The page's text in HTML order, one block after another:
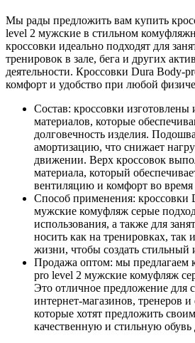
Мы рады предложить вам купить
level 2 мужские в стильном
кроссовки идеально подходят для
тренировок в зале, бега и других
деятельности. Кроссовки Dura Body-
комфорт и удобство при любой
Состав: кроссовки изготовлены
материалов, которые
долговечность изделия.
амортизацию, что снижает
движении. Верх кроссовок
материала, который
вентиляцию и комфорт во время
Способ применения: кроссовки
мужские комуфляж серые
использования, а также для
носить как на тренировках, так
жизни, чтобы создать стильный
Продажа оптом: мы предлагаем
pro level 2 мужские комуфляж
Это отличное предложение для
интернет-магазинов, тренеров
которые хотят предложить
качественную и стильную обувь